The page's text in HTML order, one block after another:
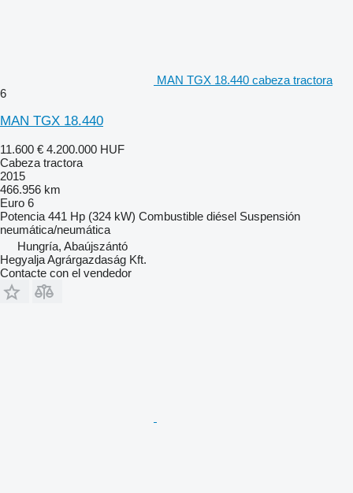
MAN TGX 18.440 cabeza tractora
6
MAN TGX 18.440
11.600 € 4.200.000 HUF
Cabeza tractora
2015
466.956 km
Euro 6
Potencia 441 Hp (324 kW) Combustible diésel Suspensión
neumática/neumática
Hungría, Abaújszántó
Hegyalja Agrárgazdaság Kft.
Contacte con el vendedor